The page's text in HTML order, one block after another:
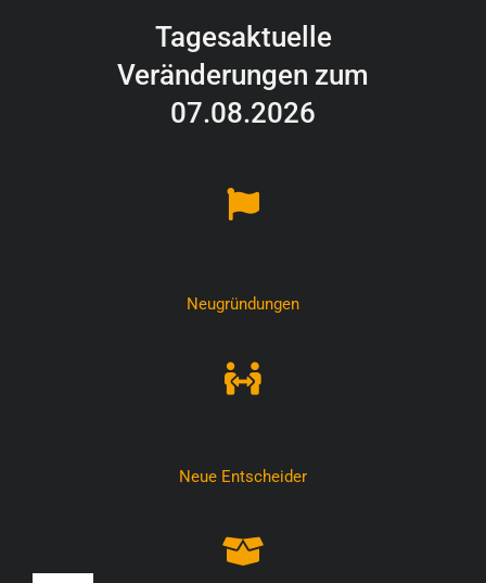
Tagesaktuelle
Veränderungen zum
07.08.2026
Neugründungen
Neue Entscheider